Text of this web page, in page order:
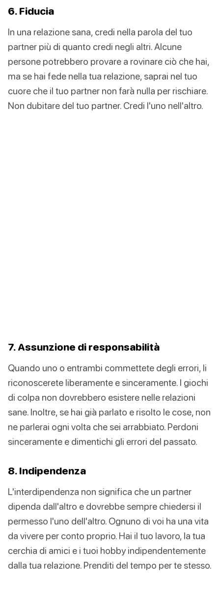
6. Fiducia
In una relazione sana, credi nella parola del tuo
partner più di quanto credi negli altri. Alcune
persone potrebbero provare a rovinare ciò che hai,
ma se hai fede nella tua relazione, saprai nel tuo
cuore che il tuo partner non farà nulla per rischiare.
Non dubitare del tuo partner. Credi l'uno nell'altro.
7. Assunzione di responsabilità
Quando uno o entrambi commettete degli errori, li
riconoscerete liberamente e sinceramente. I giochi
di colpa non dovrebbero esistere nelle relazioni
sane. Inoltre, se hai già parlato e risolto le cose, non
ne parlerai ogni volta che sei arrabbiato. Perdoni
sinceramente e dimentichi gli errori del passato.
8. Indipendenza
L'interdipendenza non significa che un partner
dipenda dall'altro e dovrebbe sempre chiedersi il
permesso l'uno dell'altro. Ognuno di voi ha una vita
da vivere per conto proprio. Hai il tuo lavoro, la tua
cerchia di amici e i tuoi hobby indipendentemente
dalla tua relazione. Prenditi del tempo per te stesso.